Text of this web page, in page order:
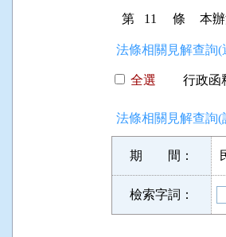
第 11 條
本
法條相關見解查詢(
全選 行政函
法條相關見解查詢(
期 間：
檢索字詞：